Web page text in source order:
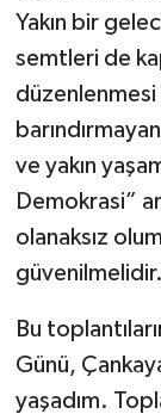
Yakın bir
semtleri de
ve yakın
Demokrasi”
olanaksız
güvenilmelidir.
Bu
Günü,
yaşadım.